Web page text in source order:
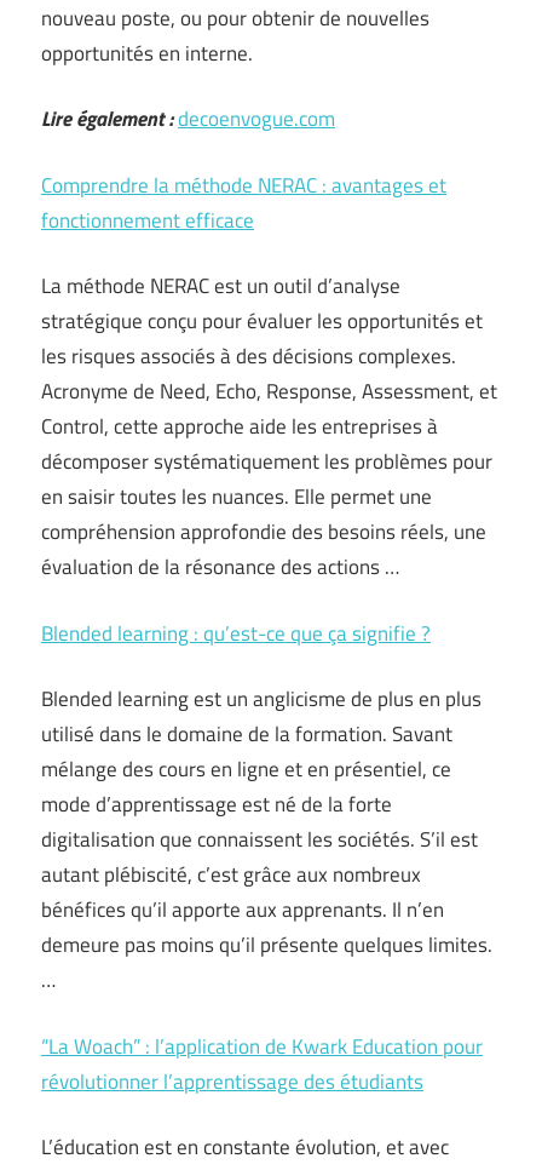
nouveau poste, ou pour obtenir de nouvelles
opportunités en interne.
Lire également :decoenvogue.com
Comprendre la méthode NERAC : avantages et
fonctionnement efficace
La méthode NERAC est un outil d’analyse
stratégique conçu pour évaluer les opportunités et
les risques associés à des décisions complexes.
Acronyme de Need, Echo, Response, Assessment, et
Control, cette approche aide les entreprises à
décomposer systématiquement les problèmes pour
en saisir toutes les nuances. Elle permet une
compréhension approfondie des besoins réels, une
évaluation de la résonance des actions …
Blended learning : qu’est-ce que ça signifie ?
Blended learning est un anglicisme de plus en plus
utilisé dans le domaine de la formation. Savant
mélange des cours en ligne et en présentiel, ce
mode d’apprentissage est né de la forte
digitalisation que connaissent les sociétés. S’il est
autant plébiscité, c’est grâce aux nombreux
bénéfices qu’il apporte aux apprenants. Il n’en
demeure pas moins qu’il présente quelques limites.
…
“La Woach” : l’application de Kwark Education pour
révolutionner l’apprentissage des étudiants
L’éducation est en constante évolution, et avec